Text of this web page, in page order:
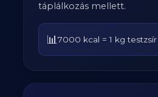
táplálkozás mellett.
📊7000 kcal = 1 kg testzsír